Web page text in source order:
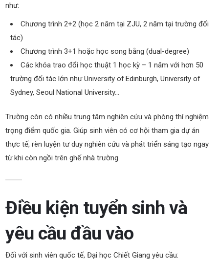
như:
Chương trình 2+2 (học 2 năm tại ZJU, 2 năm tại trường đối
tác)
Chương trình 3+1 hoặc học song bằng (dual-degree)
Các khóa trao đổi học thuật 1 học kỳ – 1 năm với hơn 50
trường đối tác lớn như University of Edinburgh, University of
Sydney, Seoul National University…
Trường còn có nhiều trung tâm nghiên cứu và phòng thí nghiệm
trọng điểm quốc gia. Giúp sinh viên có cơ hội tham gia dự án
thực tế, rèn luyện tư duy nghiên cứu và phát triển sáng tạo ngay
từ khi còn ngồi trên ghế nhà trường.
Điều kiện tuyển sinh và
yêu cầu đầu vào
Đối với sinh viên quốc tế, Đại học Chiết Giang yêu cầu: